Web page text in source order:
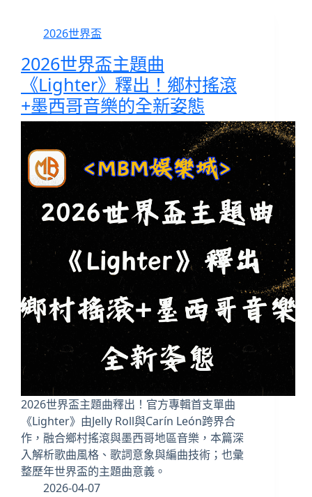
2026世界盃
2026世界盃主題曲
《Lighter》釋出！鄉村搖滾
+墨西哥音樂的全新姿態
2026世界盃主題曲釋出！官方專輯首支單曲
《Lighter》由Jelly Roll與Carín León跨界合
作，融合鄉村搖滾與墨西哥地區音樂，本篇深
入解析歌曲風格、歌詞意象與編曲技術；也彙
整歷年世界盃的主題曲意義。
2026-04-07